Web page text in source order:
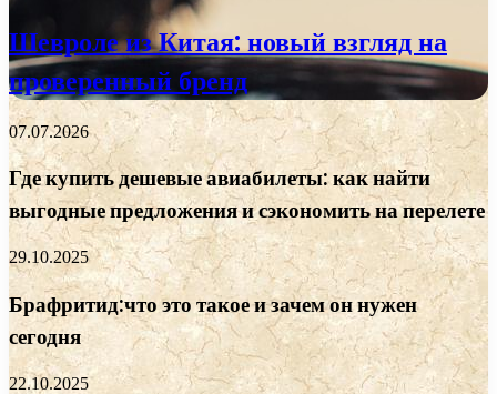
Шевроле из Китая: новый взгляд на
проверенный бренд
07.07.2026
Где купить дешевые авиабилеты: как найти
выгодные предложения и сэкономить на перелете
29.10.2025
Брафритид:что это такое и зачем он нужен
сегодня
22.10.2025